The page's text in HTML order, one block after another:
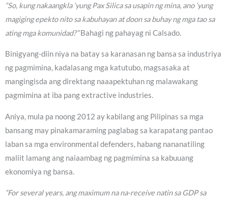
“So, kung nakaangkla ‘yung Pax Silica sa usapin ng mina, ano ‘yung
magiging epekto nito sa kabuhayan at doon sa buhay ng mga tao sa
ating mga komunidad?”Bahagi ng pahayag ni Calsado.
Binigyang-diin niya na batay sa karanasan ng bansa sa industriya
ng pagmimina, kadalasang mga katutubo, magsasaka at
mangingisda ang direktang naaapektuhan ng malawakang
pagmimina at iba pang extractive industries.
Aniya, mula pa noong 2012 ay kabilang ang Pilipinas sa mga
bansang may pinakamaraming paglabag sa karapatang pantao
laban sa mga environmental defenders, habang nananatiling
maliit lamang ang naiaambag ng pagmimina sa kabuuang
ekonomiya ng bansa.
“For several years, ang maximum na na-receive natin sa GDP sa